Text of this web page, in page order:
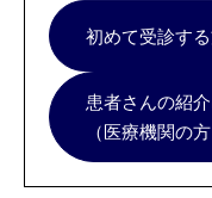
初めて受診す
患者さんの紹
（医療機関の方